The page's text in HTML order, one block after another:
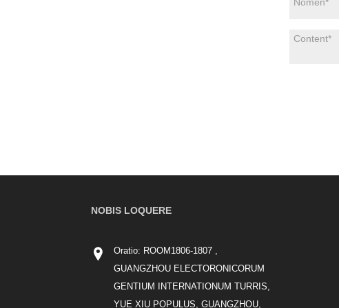
NOBIS LOQUERE
Oratio: ROOM1806-1807 ,
GUANGZHOU ELECTORONICORUM
GENTIUM INTERNATIONUM TURRIS,
YUE XIU POPULUS, GUANGZHOU,